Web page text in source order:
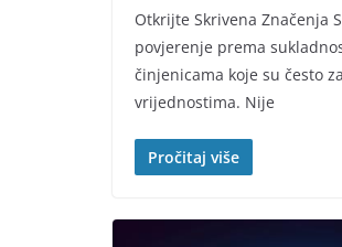
Otkrijte Skrivena Značenja
povjerenje prema
činjenicama koje su često
vrijednostima. Nije
Pročitaj više